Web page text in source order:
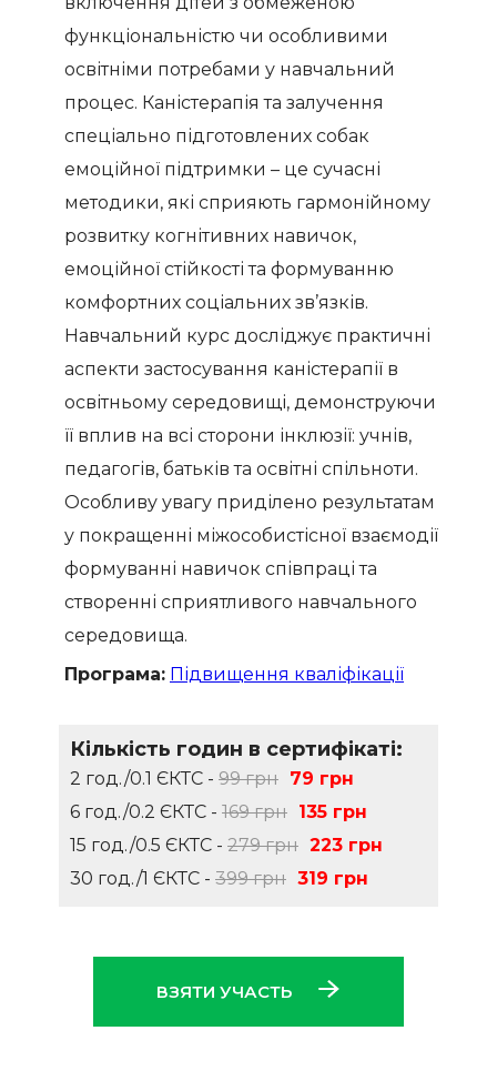
функціональністю чи особливими
освітніми потребами у навчальний
процес. Каністерапія та залучення
спеціально підготовлених собак
емоційної підтримки – це сучасні
методики, які сприяють гармонійному
розвитку когнітивних навичок,
емоційної стійкості та формуванню
комфортних соціальних зв’язків.
Навчальний курс досліджує практичні
аспекти застосування каністерапії в
освітньому середовищі, демонструючи
її вплив на всі сторони інклюзії: учнів,
педагогів, батьків та освітні спільноти.
Особливу увагу приділено результатам
у покращенні міжособистісної взаємодії,
формуванні навичок співпраці та
створенні сприятливого навчального
середовища.
Програма: Підвищення кваліфікації
Кількість годин в сертифікаті:
2 год./0.1 ЄКТС - 99 грн 79 грн
6 год./0.2 ЄКТС - 169 грн 135 грн
15 год./0.5 ЄКТС - 279 грн 223 грн
30 год./1 ЄКТС - 399 грн 319 грн
ВЗЯТИ УЧАСТЬ